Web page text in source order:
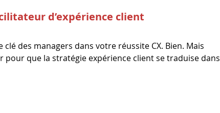
d’expérience client
des managers dans votre réussite CX. Bien. Mais
pour que la stratégie expérience client se traduise dans